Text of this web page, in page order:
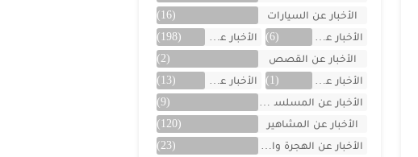
الأخبار عن السيارات
(16)
الأخبار عن العراق
(6) الأخبار عن الفن
(198)
الأخبار عن القصص
(2)
الأخبار عن الكويت
(1) الأخبار عن ألمانيا
(13)
الأخبار عن المسلسلات
(9)
الأخبار عن المشاهير
(120)
الأخبار عن الهجرة والسفر
(23)